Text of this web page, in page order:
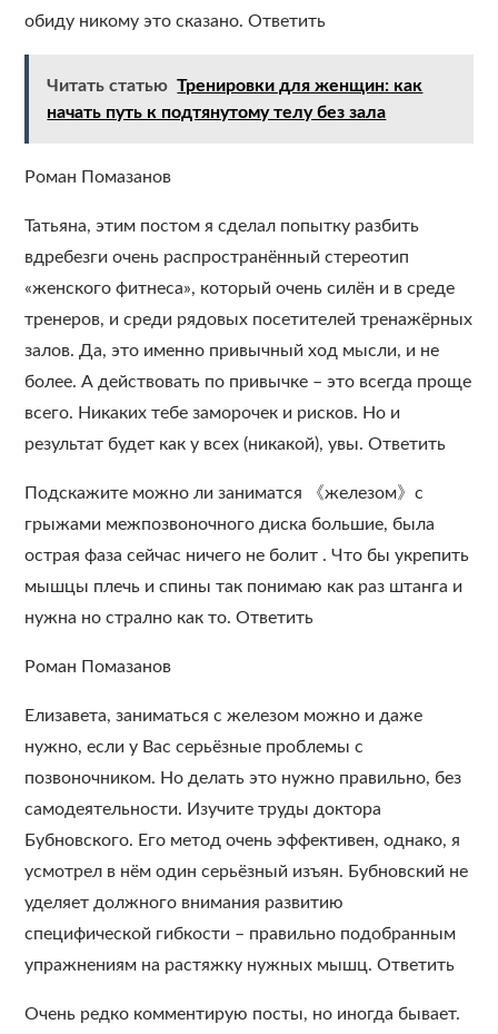
обиду никому это сказано. Ответить
Читать статью Тренировки для женщин: как
начать путь к подтянутому телу без зала
Роман Помазанов
Татьяна, этим постом я сделал попытку разбить
вдребезги очень распространённый стереотип
«женского фитнеса», который очень силён и в среде
тренеров, и среди рядовых посетителей тренажёрных
залов. Да, это именно привычный ход мысли, и не
более. А действовать по привычке – это всегда проще
всего. Никаких тебе заморочек и рисков. Но и
результат будет как у всех (никакой), увы. Ответить
Подскажите можно ли заниматся 《железом》с
грыжами межпозвоночного диска большие, была
острая фаза сейчас ничего не болит . Что бы укрепить
мышцы плечь и спины так понимаю как раз штанга и
нужна но стрално как то. Ответить
Роман Помазанов
Елизавета, заниматься с железом можно и даже
нужно, если у Вас серьёзные проблемы с
позвоночником. Но делать это нужно правильно, без
самодеятельности. Изучите труды доктора
Бубновского. Его метод очень эффективен, однако, я
усмотрел в нём один серьёзный изъян. Бубновский не
уделяет должного внимания развитию
специфической гибкости – правильно подобранным
упражнениям на растяжку нужных мышц. Ответить
Очень редко комментирую посты, но иногда бывает.